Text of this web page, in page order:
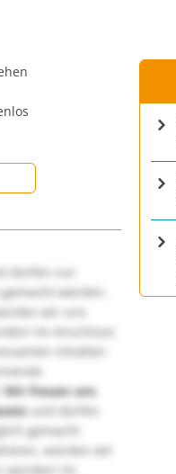
dürfen nur
werden.
wir uns
Im Anschluss
Inhalten
Wir freuen uns
und dürfen
gemacht
würden wir
würden! Im